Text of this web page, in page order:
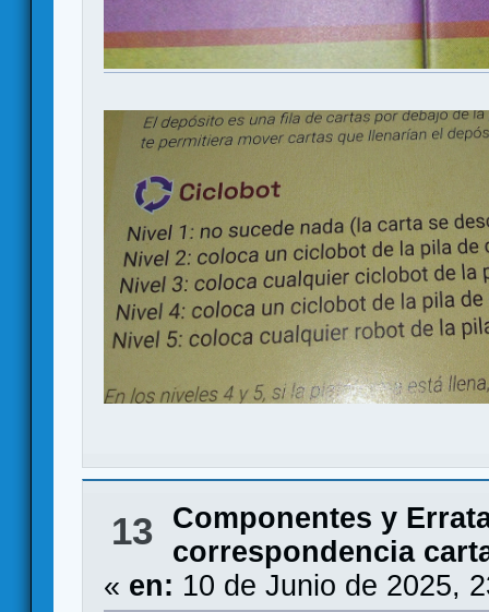
13
Componentes y
correspondencia
« en: 10 de Junio de 2025,